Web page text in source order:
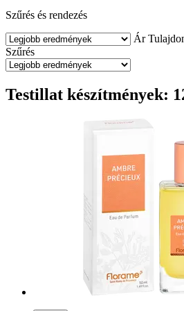
Szűrés és rendezés
Ár
Szűrés
Testillat készítmények: